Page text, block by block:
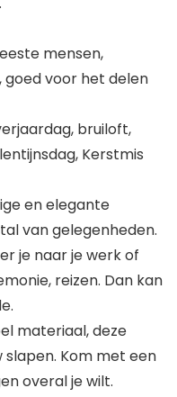
mensen,
voor het delen
bruiloft,
Kerstmis
en elegante
van gelegenheden.
je naar je werk of
reizen. Dan kan
materiaal, deze
slapen. Kom met een
overal je wilt.